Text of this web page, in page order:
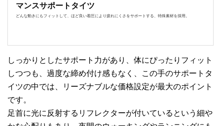
マンスサポートタイツ
どんな動きにもフィットして、ほど良い着圧により疲れにくさをサポートする、特殊素材を採用。
しっかりとしたサポート力があり、体にぴったりフィット
しつつも、過度な締め付け感もなく、この手のサポートタ
イツの中では、リーズナブルな価格設定が最大のポイント
です。
足首に光に反射するリフレクターが付いているという細や